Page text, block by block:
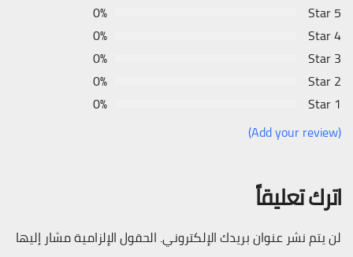
5 Star
0%
4 Star
0%
3 Star
0%
2 Star
0%
1 Star
0%
(Add your review)
اترك تعليقاً
لن يتم نشر عنوان بريدك الإلكتروني. الحقول الإلزامية مشار إليها